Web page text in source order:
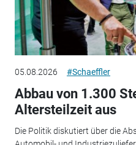
05.08.2026 #Schaeffler
Abbau von 1.300
Altersteilzeit aus
Die Politik diskutiert über die